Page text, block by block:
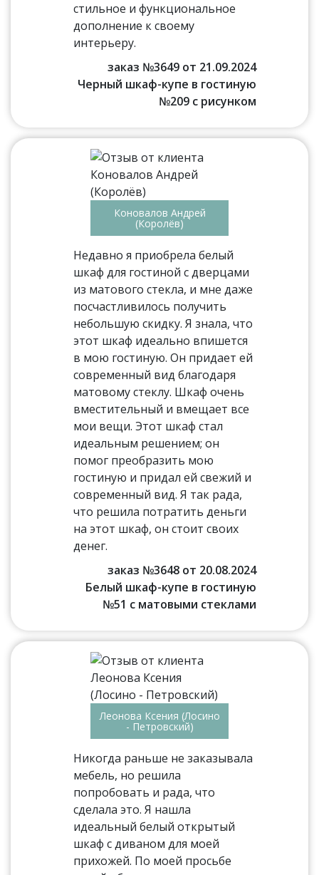
стильное и функциональное
дополнение к своему
интерьеру.
заказ №3649 от 21.09.2024
Черный шкаф-купе в гостиную
№209 с рисунком
Коновалов Андрей
(Королёв)
Недавно я приобрела белый
шкаф для гостиной с дверцами
из матового стекла, и мне даже
посчастливилось получить
небольшую скидку. Я знала, что
этот шкаф идеально впишется
в мою гостиную. Он придает ей
современный вид благодаря
матовому стеклу. Шкаф очень
вместительный и вмещает все
мои вещи. Этот шкаф стал
идеальным решением; он
помог преобразить мою
гостиную и придал ей свежий и
современный вид. Я так рада,
что решила потратить деньги
на этот шкаф, он стоит своих
денег.
заказ №3648 от 20.08.2024
Белый шкаф-купе в гостиную
№51 с матовыми стеклами
Леонова Ксения (Лосино
- Петровский)
Никогда раньше не заказывала
мебель, но решила
попробовать и рада, что
сделала это. Я нашла
идеальный белый открытый
шкаф с диваном для моей
прихожей. По моей просьбе